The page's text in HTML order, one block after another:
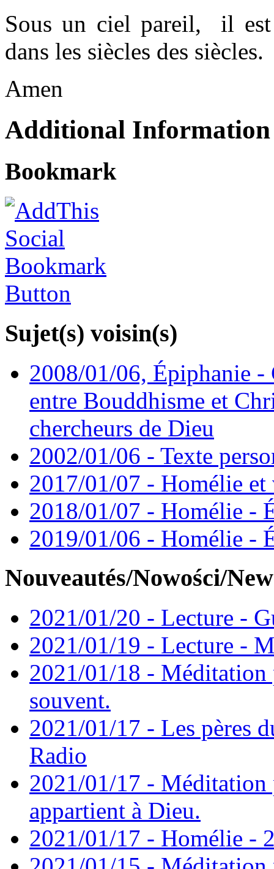
Sous un ciel pareil, il est
dans les siècles des siècles.
Amen
Additional Information
Bookmark
Sujet(s) voisin(s)
2008/01/06, Épiphanie
entre Bouddhisme et
chercheurs de Dieu
2002/01/06 - Texte
2017/01/07 - Homélie
2018/01/07 - Homélie -
2019/01/06 - Homélie -
Nouveautés/Nowości/
2021/01/20 - Lecture -
2021/01/19 - Lecture -
2021/01/18 - Méditation
souvent.
2021/01/17 - Les pères
Radio
2021/01/17 - Méditation
appartient à Dieu.
2021/01/17 - Homélie -